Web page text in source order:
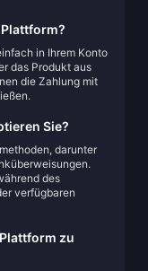
in Ihrem Konto
das Produkt aus
die Zahlung mit
Sie?
darunter
des
verfügbaren
zu